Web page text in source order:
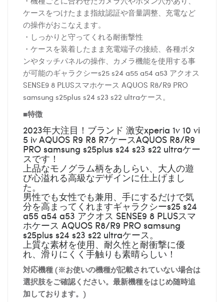
ケースをつけたまま指紋認証や音量調整、充電など
の操作がおこなえます。
・しっかりと守ってくれる耐衝撃性
・ケースを装着したまま充電端子の接続、各種ボタ
ンやタッチパネルの操作、カメラ機能を使用する事
が可能のギャラクシーs25 s24 a55 a54 a53 アクオス
SENSE9 8 PLUSスマホケース AQUOS R8/R9 PRO
samsung s25plus s24 s23 s22 ultraケース。
■特徴
2023年大注目！ブランド 激安xperia 1v 10 vi
5 iv AQUOS R9 R8 R7ケースAQUOS R8/R9
PRO samsung s25plus s24 s23 s22 ultraケー
スです！
上品なモノグラム柄をあしらい、大人の遊
び心溢れる高級なデザインに仕上げまし
た。
男性でも女性でも兼用、手にするだけで気
分を高まってくれますギャラクシーs25 s24
a55 a54 a53 アクオス SENSE9 8 PLUSスマ
ホケース AQUOS R8/R9 PRO samsung
s25plus s24 s23 s22 ultraケース。
上質な素材を使用、耐久性と耐衝撃に優
れ、滑りにくく手触りも素晴らしい！
対応機種 (※お使いの機種が記載されていない場合は
選択肢をご確認ください。最新機種をはじめ随時追
加しております。)